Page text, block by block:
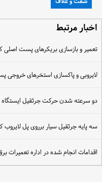
اخبار مرتبط
تعمیر و بازسازی بریکرهای پست اصلی
لایروبی و پاکسازی استخرهای خروجی
دو سرعته شدن حرکت جرثقیل ایستگاه
سه پایه جرثقیل سیار برروی پل لایروب
اقدامات انجام شده در اداره تعمیرات